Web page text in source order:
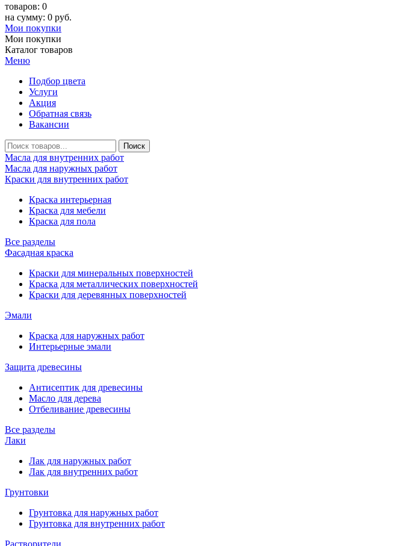
товаров: 0
на сумму: 0 руб.
Мои покупки
Мои покупки
Каталог товаров
Меню
Подбор цвета
Услуги
Акция
Обратная связь
Вакансии
Масла для внутренних работ
Масла для наружных работ
Краски для внутренних работ
Краска интерьерная
Краска для мебели
Краска для пола
Все разделы
Фасадная краска
Краски для минеральных поверхностей
Краска для металлических поверхностей
Краски для деревянных поверхностей
Эмали
Краска для наружных работ
Интерьерные эмали
Защита древесины
Антисептик для древесины
Масло для дерева
Отбеливание древесины
Все разделы
Лаки
Лак для наружных работ
Лак для внутренних работ
Грунтовки
Грунтовка для наружных работ
Грунтовка для внутренних работ
Растворители